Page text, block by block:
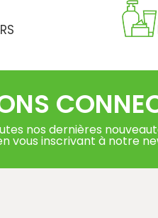
nos dernières
vous inscrivant à notre